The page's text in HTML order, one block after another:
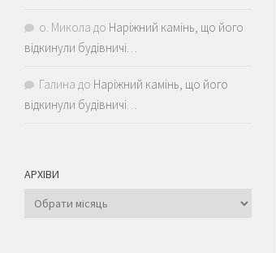
о. Микола до Наріжний камінь, що його
відкинули будівничі…
Галина до Наріжний камінь, що його
відкинули будівничі…
АРХІВИ
Архіви